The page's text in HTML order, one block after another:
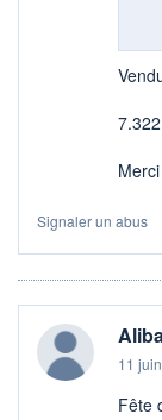
Signaler un abus
11
Fête